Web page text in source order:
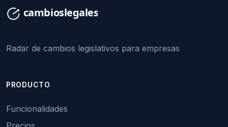
Radar de cambios legislativos para empresas
PRODUCTO
Funcionalidades